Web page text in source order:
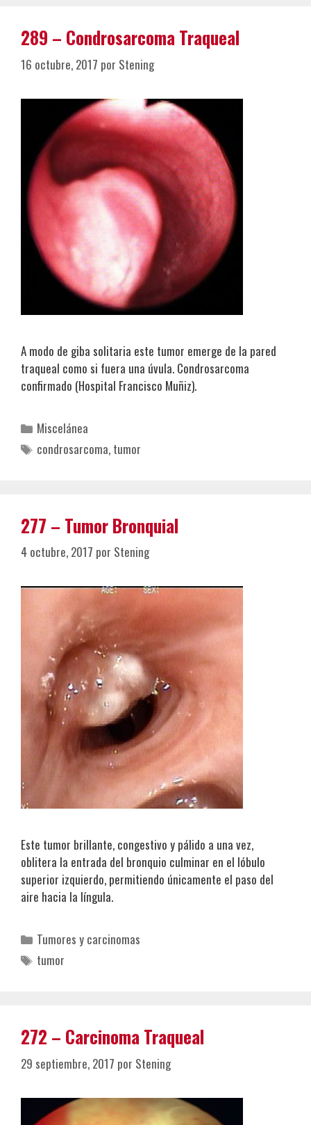
289 – Condrosarcoma Traqueal
16 octubre, 2017 por Stening
A modo de giba solitaria este tumor emerge de la pared
traqueal como si fuera una úvula. Condrosarcoma
confirmado (Hospital Francisco Muñiz).
Categorías
Miscelánea
Etiquetas
condrosarcoma, tumor
277 – Tumor Bronquial
4 octubre, 2017 por Stening
Este tumor brillante, congestivo y pálido a una vez,
oblitera la entrada del bronquio culminar en el lóbulo
superior izquierdo, permitiendo únicamente el paso del
aire hacia la língula.
Categorías
Tumores y carcinomas
Etiquetas
tumor
272 – Carcinoma Traqueal
29 septiembre, 2017 por Stening